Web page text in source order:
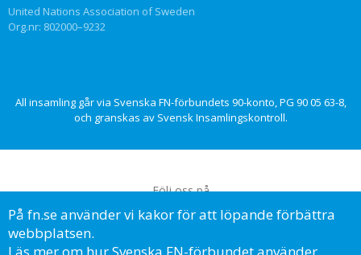
United Nations Association of Sweden
Org.nr: 802000–9232
All insamling går via Svenska FN-förbundets 90-konto, PG 90 05 63-8,
och granskas av Svensk Insamlingskontroll.
Följ oss på
På fn.se använder vi kakor för att löpande förbättra
webbplatsen.